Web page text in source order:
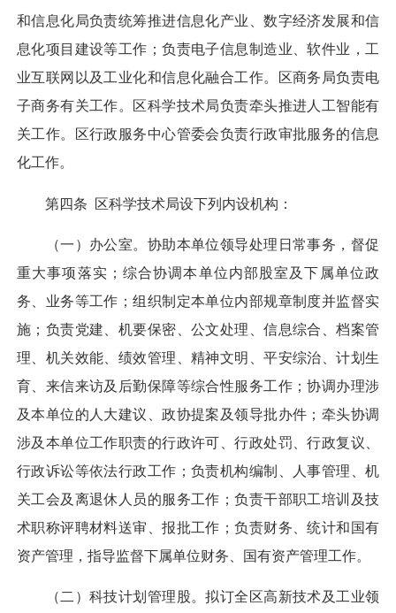
和信息化局负责统筹推进信息化产业、数字经济发展和信
息化项目建设等工作；负责电子信息制造业、软件业，工
业互联网以及工业化和信息化融合工作。区商务局负责电
子商务有关工作。区科学技术局负责牵头推进人工智能有
关工作。区行政服务中心管委会负责行政审批服务的信息
化工作。
第四条 区科学技术局设下列内设机构：
（一）办公室。协助本单位领导处理日常事务，督促
重大事项落实；综合协调本单位内部股室及下属单位政
务、业务等工作；组织制定本单位内部规章制度并监督实
施；负责党建、机要保密、公文处理、信息综合、档案管
理、机关效能、绩效管理、精神文明、平安综治、计划生
育、来信来访及后勤保障等综合性服务工作；协调办理涉
及本单位的人大建议、政协提案及领导批办件；牵头协调
涉及本单位工作职责的行政许可、行政处罚、行政复议、
行政诉讼等依法行政工作；负责机构编制、人事管理、机
关工会及离退休人员的服务工作；负责干部职工培训及技
术职称评聘材料送审、报批工作；负责财务、统计和国有
资产管理，指导监督下属单位财务、国有资产管理工作。
（二）科技计划管理股。拟订全区高新技术及工业领